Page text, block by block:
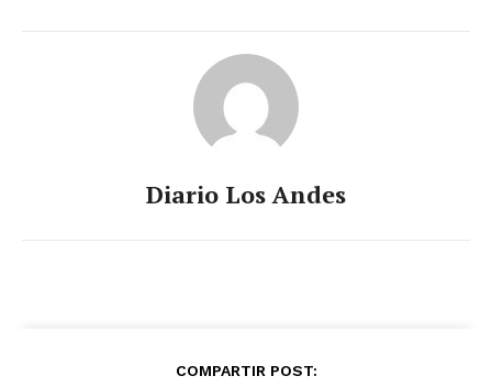
Diario Los Andes
COMPARTIR POST: